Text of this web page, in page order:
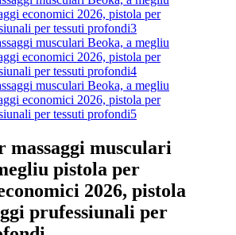
massaggi musculari
pistola per
2026, pistola
prufessiunali per